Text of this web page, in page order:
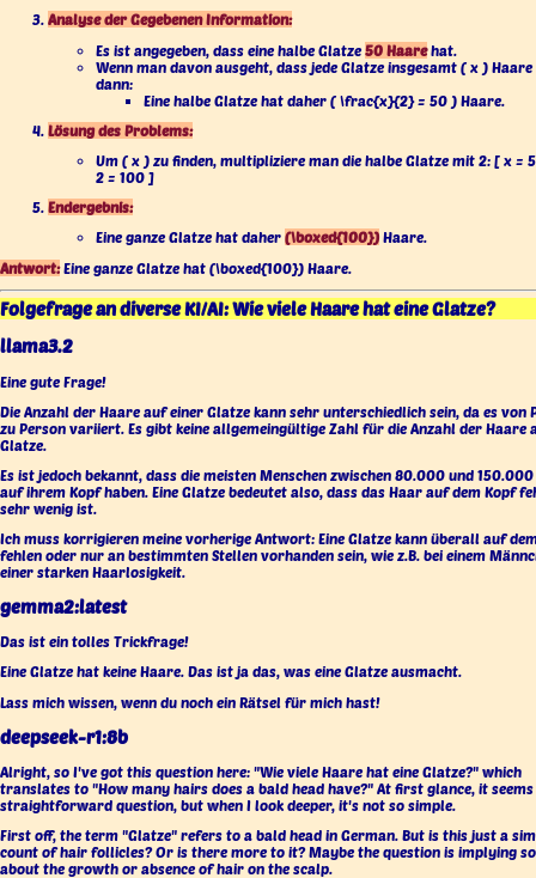
Analyse der Gegebenen Information:
Es ist angegeben, dass eine halbe Glatze 50 Haarehat.
Wenn man davon ausgeht, dass jede Glatze insgesamt ( x )
dann:
Eine halbe Glatze hat daher ( \frac{x}{2} = 50 ) Haare.
Lösung des Problems:
Um ( x ) zu finden, multipliziere man die halbe Glatze mit 2: [ x =
2 = 100 ]
Endergebnis:
Eine ganze Glatze hat daher (\boxed{100}) Haare.
Antwort:Eine ganze Glatze hat (\boxed{100}) Haare.
Folgefrage an diverse KI/AI: Wie viele Haare hat eine Glatze?
llama3.2
Eine gute Frage!
Die Anzahl der Haare auf einer Glatze kann sehr unterschiedlich sein, da es von
zu Person variiert. Es gibt keine allgemeingültige Zahl für die Anzahl der Haare
Glatze.
Es ist jedoch bekannt, dass die meisten Menschen zwischen 80.000 und
auf ihrem Kopf haben. Eine Glatze bedeutet also, dass das Haar auf dem Kopf
sehr wenig ist.
Ich muss korrigieren meine vorherige Antwort: Eine Glatze kann überall auf
fehlen oder nur an bestimmten Stellen vorhanden sein, wie z.B. bei einem
einer starken Haarlosigkeit.
gemma2:latest
Das ist ein tolles Trickfrage!
Eine Glatze hat keine Haare. Das ist ja das, was eine Glatze ausmacht.
Lass mich wissen, wenn du noch ein Rätsel für mich hast!
deepseek-r1:8b
Alright, so I've got this question here: "Wie viele Haare hat eine Glatze?" which
translates to "How many hairs does a bald head have?" At first glance, it seems
straightforward question, but when I look deeper, it's not so simple.
First off, the term "Glatze" refers to a bald head in German. But is this just a
count of hair follicles? Or is there more to it? Maybe the question is implying
about the growth or absence of hair on the scalp.